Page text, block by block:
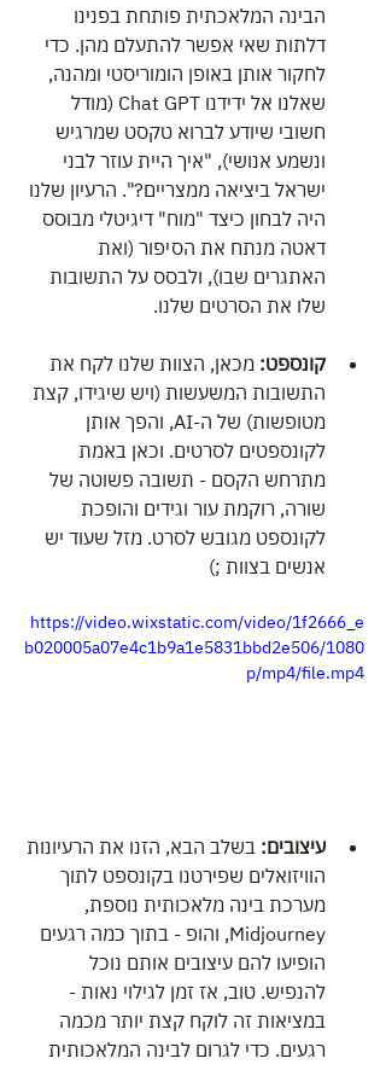
הבינה המלאכתית פותחת בפנינו
דלתות שאי אפשר להתעלם מהן. כדי
לחקור אותן באופן הומוריסטי ומהנה,
שאלנו אל ידידנו Chat GPT (מודל
חשובי שיודע לברוא טקסט שמרגיש
ונשמע אנושי), "איך היית עוזר לבני
ישראל ביציאה ממצריים?". הרעיון שלנו
היה לבחון כיצד "מוח" דיגיטלי מבוסס
דאטה מנתח את הסיפור (ואת
האתגרים שבו), ולבסס על התשובות
שלו את הסרטים שלנו.
קונספט: מכאן, הצוות שלנו לקח את
התשובות המשעשות (ויש שיגידו, קצת
מטופשות) של ה-AI, והפך אותן
לקונספטים לסרטים. וכאן באמת
מתרחש הקסם - תשובה פשוטה של
שורה, רוקמת עור וגידים והופכת
לקונספט מגובש לסרט. מזל שעוד יש
אנשים בצוות ;)
https://video.wixstatic.com/video/1f2666_e
b020005a07e4c1b9a1e5831bbd2e506/1080
p/mp4/file.mp4
עיצובים: בשלב הבא, הזנו את הרעיונות
הוויזואלים שפירטנו בקונספט לתוך
מערכת בינה מלאכותית נוספת,
Midjourney, והופ - בתוך כמה רגעים
הופיעו להם עיצובים אותם נוכל
להנפיש. טוב, אז זמן לגילוי נאות -
במציאות זה לוקח קצת יותר מכמה
רגעים. כדי לגרום לבינה המלאכותית